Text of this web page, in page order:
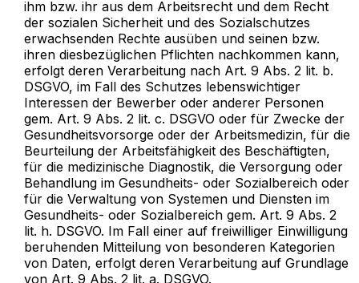
ihm bzw. ihr aus dem Arbeitsrecht und dem Recht
der sozialen Sicherheit und des Sozialschutzes
erwachsenden Rechte ausüben und seinen bzw.
ihren diesbezüglichen Pflichten nachkommen kann,
erfolgt deren Verarbeitung nach Art. 9 Abs. 2 lit. b.
DSGVO, im Fall des Schutzes lebenswichtiger
Interessen der Bewerber oder anderer Personen
gem. Art. 9 Abs. 2 lit. c. DSGVO oder für Zwecke der
Gesundheitsvorsorge oder der Arbeitsmedizin, für die
Beurteilung der Arbeitsfähigkeit des Beschäftigten,
für die medizinische Diagnostik, die Versorgung oder
Behandlung im Gesundheits- oder Sozialbereich oder
für die Verwaltung von Systemen und Diensten im
Gesundheits- oder Sozialbereich gem. Art. 9 Abs. 2
lit. h. DSGVO. Im Fall einer auf freiwilliger Einwilligung
beruhenden Mitteilung von besonderen Kategorien
von Daten, erfolgt deren Verarbeitung auf Grundlage
von Art. 9 Abs. 2 lit. a. DSGVO.